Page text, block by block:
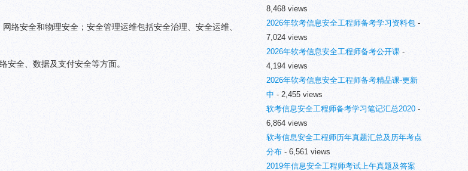
络安全和物理安全；安全管理运维包括安全治理、安全运维、
安全、数据及支付安全等方面。
8,468 views
2026年软考信息安全工程师备考学习资料包 -
7,024 views
2026年软考信息安全工程师备考公开课 -
4,194 views
2026年软考信息安全工程师备考精品课-更新
中 - 2,455 views
软考信息安全工程师备考学习笔记汇总2020 -
6,864 views
软考信息安全工程师历年真题汇总及历年考点
分布 - 6,561 views
2019年信息安全工程师考试上午真题及答案